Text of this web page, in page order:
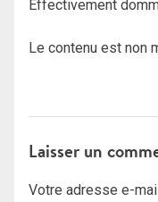
Effectivement
Le contenu est non
Laisser un
Votre adresse e-